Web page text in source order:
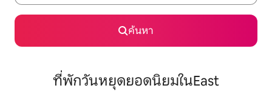
ค้นหา
ที่พักวันหยุดยอดนิยมในEast